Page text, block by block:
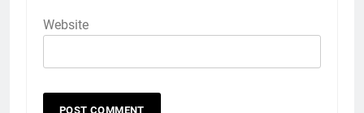
Website